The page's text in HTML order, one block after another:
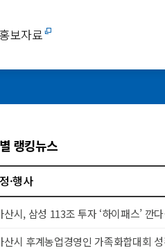
홍보자료
랭킹뉴스
·행사
시, 삼성 113조 투자 ‘하이패스’ 깐다…‘신속 지원·전략 대응 추
시 후계농업경영인 가족화합대회 성황…세대 잇는 농업 공동